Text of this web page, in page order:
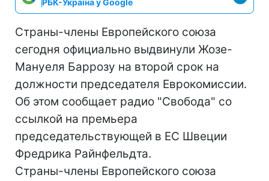
РБК-Україна у Google
Страны-члены Европейского союза
сегодня официально выдвинули Жозе-
Мануеля Баррозу на второй срок на
должности председателя Еврокомиссии.
Об этом сообщает радио "Свобода" со
ссылкой на премьера
председательствующей в ЕС Швеции
Фредрика Райнфельдта.
Страны-члены Европейского союза